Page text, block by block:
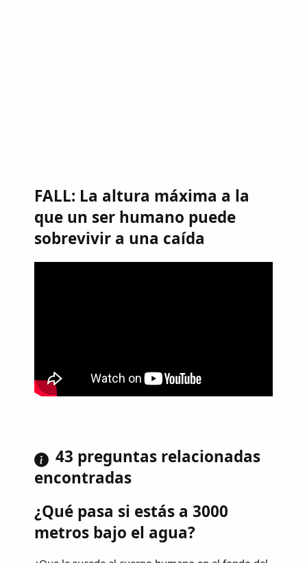
FALL: La altura máxima a la
que un ser humano puede
sobrevivir a una caída
43 preguntas relacionadas
encontradas
¿Qué pasa si estás a 3000
metros bajo el agua?